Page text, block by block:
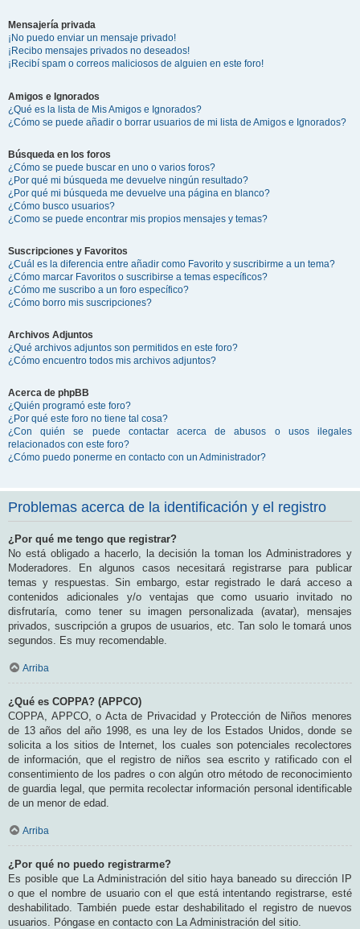
Mensajería privada
¡No puedo enviar un mensaje privado!
¡Recibo mensajes privados no deseados!
¡Recibí spam o correos maliciosos de alguien en este foro!
Amigos e Ignorados
¿Qué es la lista de Mis Amigos e Ignorados?
¿Cómo se puede añadir o borrar usuarios de mi lista de Amigos e Ignorados?
Búsqueda en los foros
¿Cómo se puede buscar en uno o varios foros?
¿Por qué mi búsqueda me devuelve ningún resultado?
¿Por qué mi búsqueda me devuelve una página en blanco?
¿Cómo busco usuarios?
¿Como se puede encontrar mis propios mensajes y temas?
Suscripciones y Favoritos
¿Cuál es la diferencia entre añadir como Favorito y suscribirme a un tema?
¿Cómo marcar Favoritos o suscribirse a temas específicos?
¿Cómo me suscribo a un foro específico?
¿Cómo borro mis suscripciones?
Archivos Adjuntos
¿Qué archivos adjuntos son permitidos en este foro?
¿Cómo encuentro todos mis archivos adjuntos?
Acerca de phpBB
¿Quién programó este foro?
¿Por qué este foro no tiene tal cosa?
¿Con quién se puede contactar acerca de abusos o usos ilegales
relacionados con este foro?
¿Cómo puedo ponerme en contacto con un Administrador?
Problemas acerca de la identificación y el registro
¿Por qué me tengo que registrar?
No está obligado a hacerlo, la decisión la toman los Administradores y
Moderadores. En algunos casos necesitará registrarse para publicar
temas y respuestas. Sin embargo, estar registrado le dará acceso a
contenidos adicionales y/o ventajas que como usuario invitado no
disfrutaría, como tener su imagen personalizada (avatar), mensajes
privados, suscripción a grupos de usuarios, etc. Tan solo le tomará unos
segundos. Es muy recomendable.
Arriba
¿Qué es COPPA? (APPCO)
COPPA, APPCO, o Acta de Privacidad y Protección de Niños menores
de 13 años del año 1998, es una ley de los Estados Unidos, donde se
solicita a los sitios de Internet, los cuales son potenciales recolectores
de información, que el registro de niños sea escrito y ratificado con el
consentimiento de los padres o con algún otro método de reconocimiento
de guardia legal, que permita recolectar información personal identificable
de un menor de edad.
Arriba
¿Por qué no puedo registrarme?
Es posible que La Administración del sitio haya baneado su dirección IP
o que el nombre de usuario con el que está intentando registrarse, esté
deshabilitado. También puede estar deshabilitado el registro de nuevos
usuarios. Póngase en contacto con La Administración del sitio.